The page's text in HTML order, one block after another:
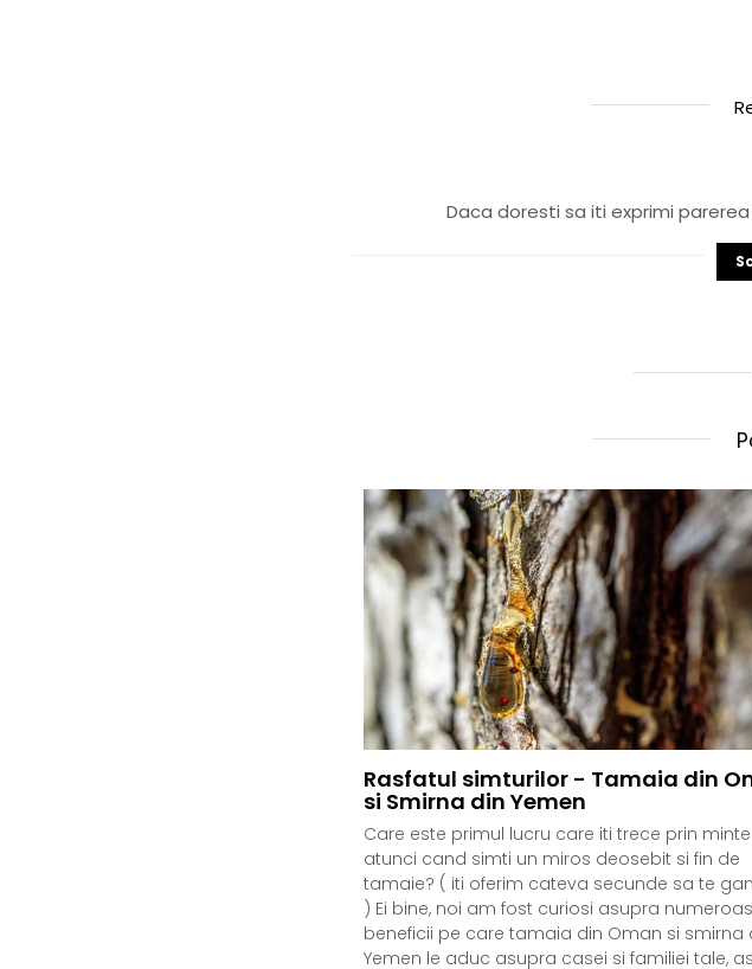
Daca doresti sa iti exprimi
Rasfatul simturilor - Tamaia din
si Smirna din Yemen
Care este primul lucru care iti trece prin minte
atunci cand simti un miros deosebit si fin de
tamaie? ( iti oferim cateva secunde sa te
) Ei bine, noi am fost curiosi asupra
beneficii pe care tamaia din Oman si smirna
Yemen le aduc asupra casei si familiei tale,